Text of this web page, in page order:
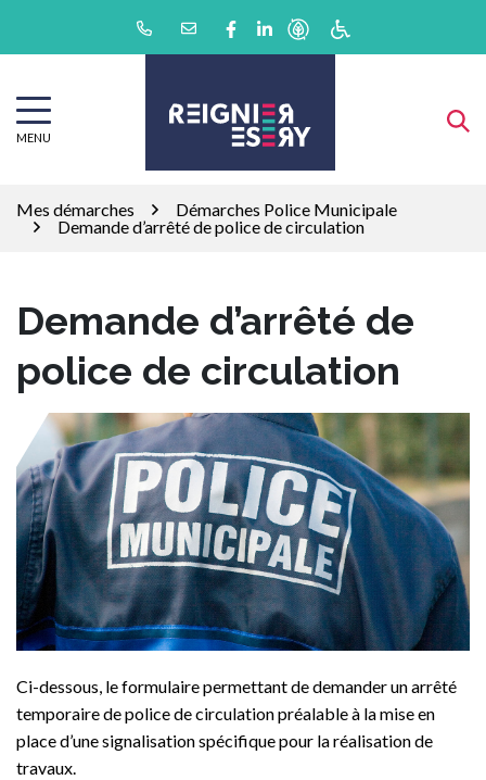
Lien vers le compte Facebook
Lien vers le compte Linkedin
MENU
Mes démarches
Démarches Police Municipale
Demande d’arrêté de police de circulation
Demande d’arrêté de
police de circulation
Ci-dessous, le formulaire permettant de demander un arrêté
temporaire de police de circulation préalable à la mise en
place d’une signalisation spécifique pour la réalisation de
travaux.